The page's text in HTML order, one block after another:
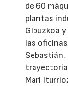
de 60
plantas
Gipuzkoa
las
Sebastián.
Mari